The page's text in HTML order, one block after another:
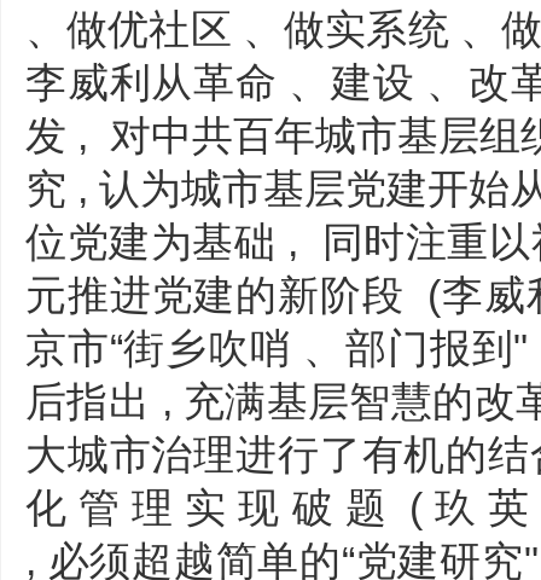
、做优社区 、做实系统 、
李威利从革命 、建设 、改
发 , 对中共百年城市基层组
究 , 认为城市基层党建开始
位党建为基础 , 同时注重
元推进党建的新阶段 (李威
京市“街乡吹哨 、部门报
后指出 , 充满基层智慧的改
大城市治理进行了有机的
化 管 理 实 现 破 题 ( 玖
, 必须超越简单的“党建研